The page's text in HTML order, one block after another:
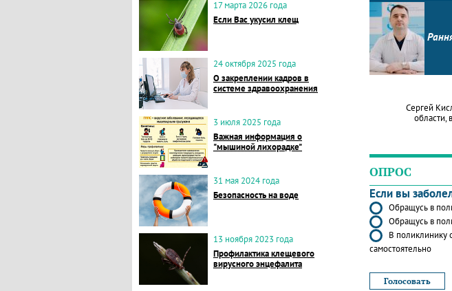
17 марта 2026 года
Если Вас укусил клещ
24 октября 2025 года
О закреплении кадров в
системе здравоохранения
3 июля 2025 года
Важная информация о
"мышиной лихорадке"
31 мая 2024 года
Безопасность на воде
13 ноября 2023 года
Профилактика клещевого
вирусного энцефалита
Сергей
области,
ОПРОС
Если вы
Обращусь в
Обращусь в
В поликлинику
самостоятельно